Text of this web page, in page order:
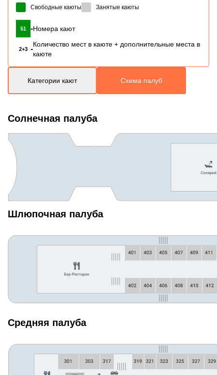
Свободные каюты Занятые каюты
51 -Номера кают
2+3 -
Количество мест в каюте + дополнительные места в
каюте
Категории кают Схема палуб
Солнечная палуба
Шлюпочная палуба
Средняя палуба